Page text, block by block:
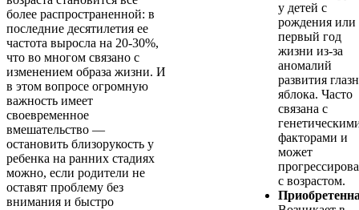
более распространенной: в
последние десятилетия ее
частота выросла на 20-30%,
что во многом связано с
изменением образа жизни. И
в этом вопросе огромную
важность имеет
своевременное
вмешательство —
остановить близорукость у
ребенка на ранних стадиях
можно, если родители не
оставят проблему без
внимания и быстро
у детей с
рождения или
первый год
жизни из-за
аномалий
развития
яблока. Часто
связана с
факторами и
может
с возрастом.